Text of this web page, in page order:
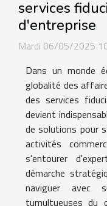
services
d'entreprise
Mardi 06/05/2025
Dans un monde
globalité des
des services
devient
de solutions pour
activités
s'entourer
démarche
naviguer avec
tumultueuses du